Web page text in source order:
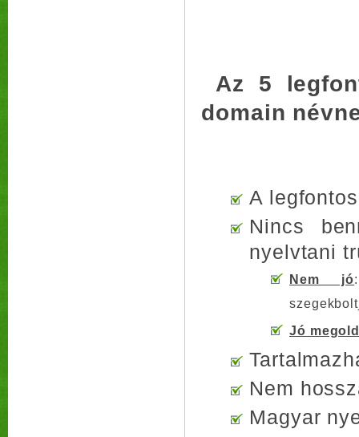
Az 5
domain
A
Nincs
nyelvtani
Nem jó
Jó
Nem
Magyar